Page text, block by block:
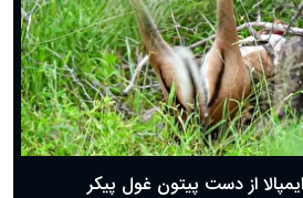
از دست پیتون غول پیکر